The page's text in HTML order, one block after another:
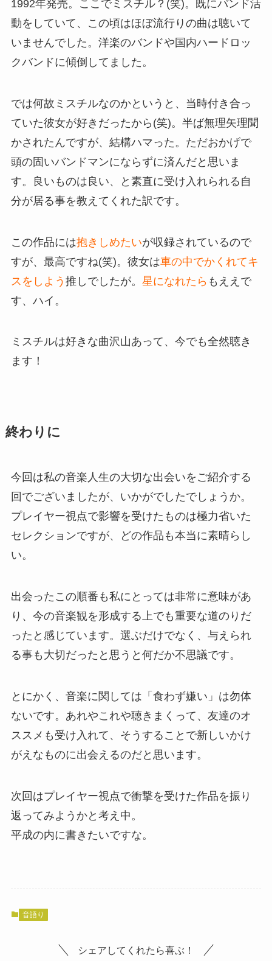
1992年発売。ここでミスチル？(笑)。既にバンド活
動をしていて、この頃はほぼ流行りの曲は聴いて
いませんでした。洋楽のバンドや国内ハードロッ
クバンドに傾倒してました。
では何故ミスチルなのかというと、当時付き合っ
ていた彼女が好きだったから(笑)。半ば無理矢理聞
かされたんですが、結構ハマった。ただおかげで
頭の固いバンドマンにならずに済んだと思いま
す。良いものは良い、と素直に受け入れられる自
分が居る事を教えてくれた訳です。
この作品には抱きしめたいが収録されているので
すが、最高ですね(笑)。彼女は車の中でかくれてキ
スをしよう 推しでしたが。 星になれたら もええで
す、ハイ。
ミスチルは好きな曲沢山あって、今でも全然聴き
ます！
終わりに
今回は私の音楽人生の大切な出会いをご紹介する
回でございましたが、いかがでしたでしょうか。
プレイヤー視点で影響を受けたものは極力省いた
セレクションですが、どの作品も本当に素晴らし
い。
出会ったこの順番も私にとっては非常に意味があ
り、今の音楽観を形成する上でも重要な道のりだ
ったと感じています。選ぶだけでなく、与えられ
る事も大切だったと思うと何だか不思議です。
とにかく、音楽に関しては「食わず嫌い」は勿体
ないです。あれやこれや聴きまくって、友達のオ
ススメも受け入れて、そうすることで新しいかけ
がえなものに出会えるのだと思います。
次回はプレイヤー視点で衝撃を受けた作品を振り
返ってみようかと考え中。
平成の内に書きたいですな。
音語り
シェアしてくれたら喜ぶ！